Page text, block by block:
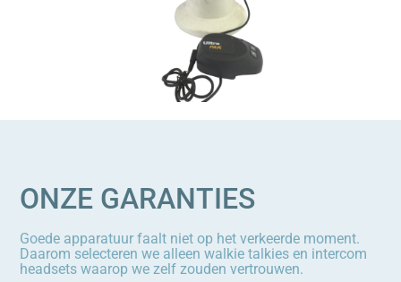
ONZE GARANTIES
Goede apparatuur faalt niet op het verkeerde moment.
Daarom selecteren we alleen walkie talkies en intercom
headsets waarop we zelf zouden vertrouwen.